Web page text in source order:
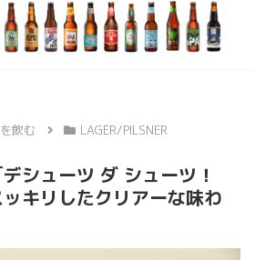
飲む LAGER/PILSNER
シューツ ダ シューツ！
キリしたクリアーな味わ